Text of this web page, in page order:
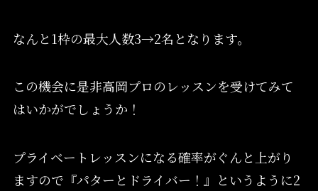
なんと1枠の最大人数3→2名となります。
この機会に是非高岡プロのレッスンを受けてみて
はいかがでしょうか！
プライベートレッスンになる確率がぐんと上がり
ますので『パターとドライバー！』というように2